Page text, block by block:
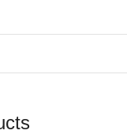
μειώστε τη